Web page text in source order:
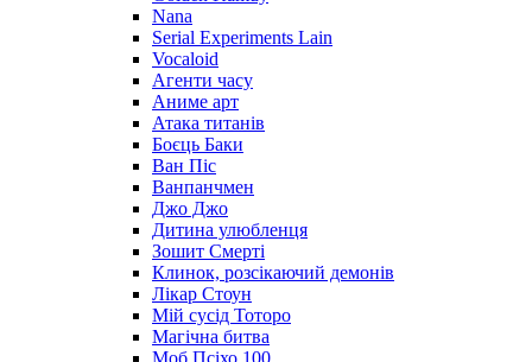
Nana
Serial Experiments Lain
Vocaloid
Агенти часу
Аниме арт
Атака титанів
Боєць Баки
Ван Піс
Ванпанчмен
Джо Джо
Дитина улюбленця
Зошит Смерті
Клинок, розсікаючий демонів
Лікар Стоун
Мій сусід Тоторо
Магічна битва
Моб Псіхо 100